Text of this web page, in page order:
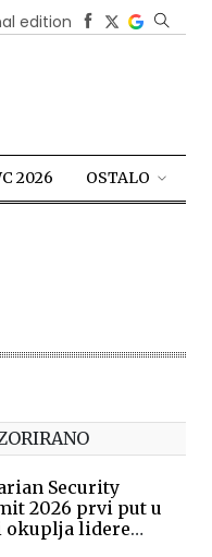
edition
2026 OSTALO
Security
2026 prvi put u
okuplja lidere